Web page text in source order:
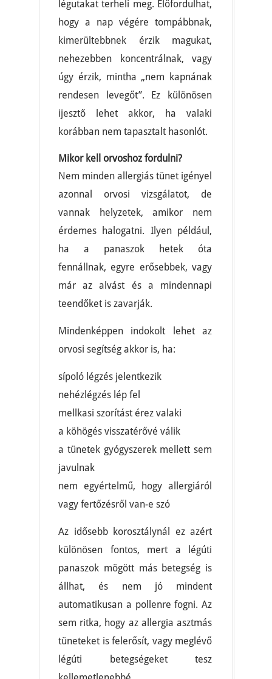
légutakat terheli meg. Előfordulhat,
hogy a nap végére tompábbnak,
kimerültebbnek érzik magukat,
nehezebben koncentrálnak, vagy
úgy érzik, mintha „nem kapnának
rendesen levegőt”. Ez különösen
ijesztő lehet akkor, ha valaki
korábban nem tapasztalt hasonlót.
Mikor kell orvoshoz fordulni?
Nem minden allergiás tünet igényel
azonnal orvosi vizsgálatot, de
vannak helyzetek, amikor nem
érdemes halogatni. Ilyen például,
ha a panaszok hetek óta
fennállnak, egyre erősebbek, vagy
már az alvást és a mindennapi
teendőket is zavarják.
Mindenképpen indokolt lehet az
orvosi segítség akkor is, ha:
sípoló légzés jelentkezik
nehézlégzés lép fel
mellkasi szorítást érez valaki
a köhögés visszatérővé válik
a tünetek gyógyszerek mellett sem
javulnak
nem egyértelmű, hogy allergiáról
vagy fertőzésről van-e szó
Az idősebb korosztálynál ez azért
különösen fontos, mert a légúti
panaszok mögött más betegség is
állhat, és nem jó mindent
automatikusan a pollenre fogni. Az
sem ritka, hogy az allergia asztmás
tüneteket is felerősít, vagy meglévő
légúti betegségeket tesz